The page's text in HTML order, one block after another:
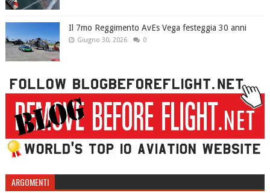
Il 7mo Reggimento AvEs Vega festeggia 30 anni
Giugno 30, 2026 0
ARGOMENTI